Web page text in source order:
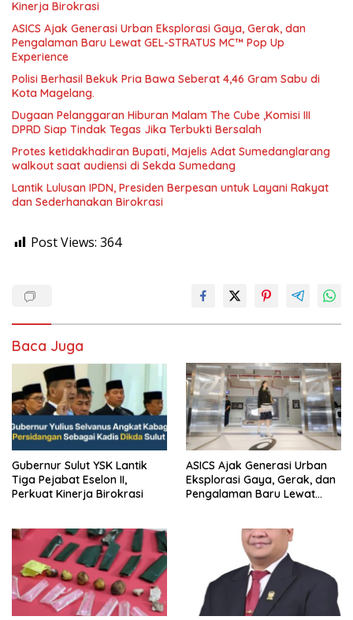
Kinerja Birokrasi
ASICS Ajak Generasi Urban Eksplorasi Gaya, Gerak, dan
Pengalaman Baru Lewat GEL-STRATUS MC™ Pop Up
Experience
Polisi Berhasil Bekuk Pria Bawa Seberat 4,46 Gram Sabu di
Kota Magelang.
Dugaan Pelanggaran Hiburan Malam The Cube ,Komisi III
DPRD Siap Tindak Tegas Jika Terbukti Bersalah
Protes ketidakhadiran Bupati, Majelis Adat Sumedanglarang
walkout saat audiensi di Sekda Sumedang
Lantik Lulusan IPDN, Presiden Berpesan untuk Layani Rakyat
dan Sederhanakan Birokrasi
Post Views: 364
Baca Juga
Gubernur Sulut YSK Lantik
Tiga Pejabat Eselon II,
Perkuat Kinerja Birokrasi
ASICS Ajak Generasi Urban
Eksplorasi Gaya, Gerak, dan
Pengalaman Baru Lewat